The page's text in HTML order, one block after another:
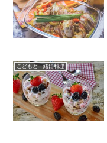
こどもと一緒に料理